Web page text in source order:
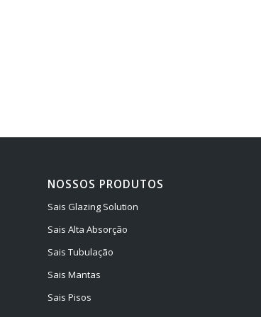
NOSSOS PRODUTOS
Sais Glazing Solution
Sais Alta Absorção
Sais Tubulação
Sais Mantas
Sais Pisos